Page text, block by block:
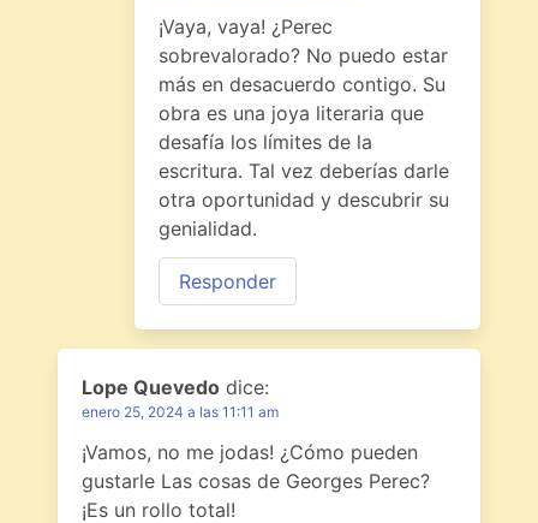
¡Vaya, vaya! ¿Perec
sobrevalorado? No puedo estar
más en desacuerdo contigo. Su
obra es una joya literaria que
desafía los límites de la
escritura. Tal vez deberías darle
otra oportunidad y descubrir su
genialidad.
Responder
Lope Quevedo dice:
enero 25, 2024 a las 11:11 am
¡Vamos, no me jodas! ¿Cómo pueden
gustarle Las cosas de Georges Perec?
¡Es un rollo total!